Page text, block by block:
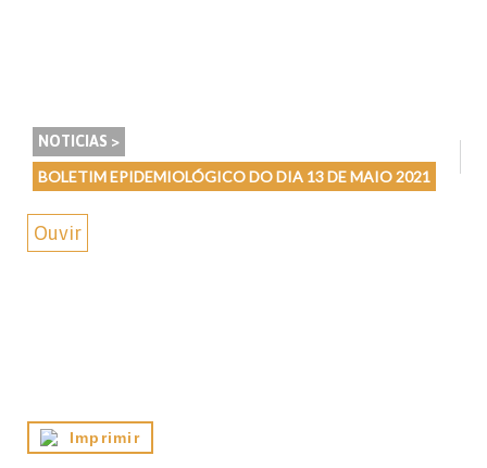
NOTICIAS >
BOLETIM EPIDEMIOLÓGICO DO DIA 13 DE MAIO 2021
Ouvir
Imprimir